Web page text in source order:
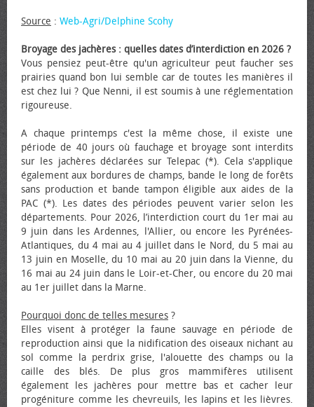
Source : Web-Agri/Delphine Scohy
Broyage des jachères : quelles dates d’interdiction en 2026 ?
Vous pensiez peut-être qu'un agriculteur peut faucher ses
prairies quand bon lui semble car de toutes les manières il
est chez lui ? Que Nenni, il est soumis à une réglementation
rigoureuse.
A chaque printemps c'est la même chose, il existe une
période de 40 jours où fauchage et broyage sont interdits
sur les jachères déclarées sur Telepac (*). Cela s'applique
également aux bordures de champs, bande le long de forêts
sans production et bande tampon éligible aux aides de la
PAC (*). Les dates des périodes peuvent varier selon les
départements. Pour 2026, l’interdiction court du 1er mai au
9 juin dans les Ardennes, l'Allier, ou encore les Pyrénées-
Atlantiques, du 4 mai au 4 juillet dans le Nord, du 5 mai au
13 juin en Moselle, du 10 mai au 20 juin dans la Vienne, du
16 mai au 24 juin dans le Loir-et-Cher, ou encore du 20 mai
au 1er juillet dans la Marne.
Pourquoi donc de telles mesures ?
Elles visent à protéger la faune sauvage en période de
reproduction ainsi que la nidification des oiseaux nichant au
sol comme la perdrix grise, l'alouette des champs ou la
caille des blés. De plus gros mammifères utilisent
également les jachères pour mettre bas et cacher leur
progéniture comme les chevreuils, les lapins et les lièvres.